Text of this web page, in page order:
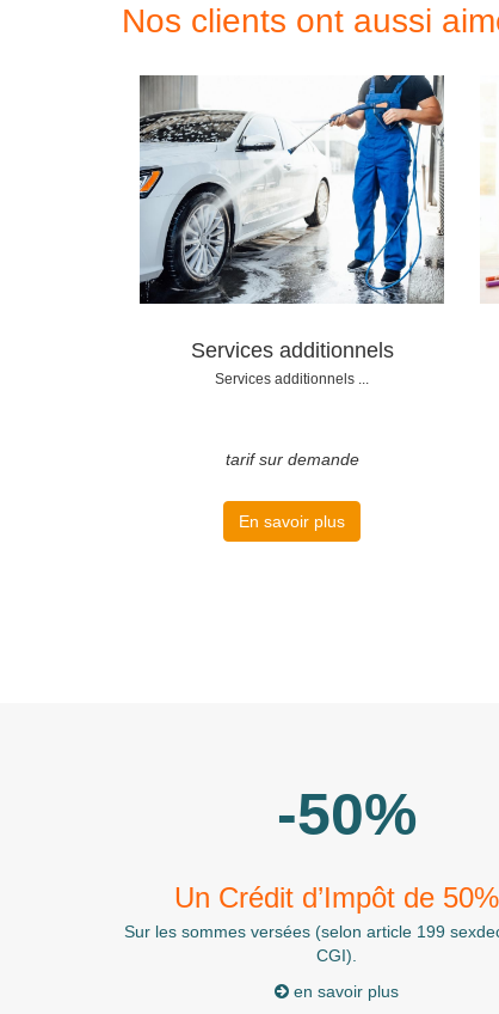
Nos clients ont aussi
Services additionnels
Services additionnels ...
tarif sur demande
En savoir plus
-50%
Un Crédit d’Impôt de 50%
Sur les sommes versées (selon article 199
CGI).
en savoir plus